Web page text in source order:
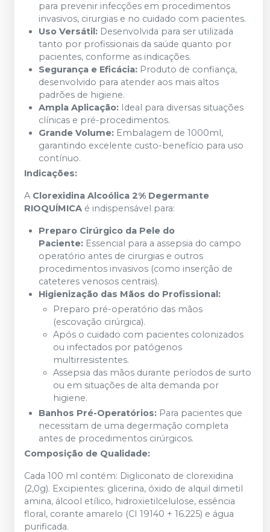
para prevenir infecções em procedimentos
invasivos, cirurgias e no cuidado com pacientes.
Uso Versátil: Desenvolvida para ser utilizada
tanto por profissionais da saúde quanto por
pacientes, conforme as indicações.
Segurança e Eficácia: Produto de confiança,
desenvolvido para atender aos mais altos
padrões de higiene.
Ampla Aplicação: Ideal para diversas situações
clínicas e pré-procedimentos.
Grande Volume: Embalagem de 1000ml,
garantindo excelente custo-benefício para uso
contínuo.
Indicações:
A Clorexidina Alcoólica 2% Degermante
RIOQUÍMICA é indispensável para:
Preparo Cirúrgico da Pele do
Paciente: Essencial para a assepsia do campo
operatório antes de cirurgias e outros
procedimentos invasivos (como inserção de
cateteres venosos centrais).
Higienização das Mãos do Profissional:
Preparo pré-operatório das mãos
(escovação cirúrgica).
Após o cuidado com pacientes colonizados
ou infectados por patógenos
multirresistentes.
Assepsia das mãos durante períodos de surto
ou em situações de alta demanda por
higiene.
Banhos Pré-Operatórios: Para pacientes que
necessitam de uma degermação completa
antes de procedimentos cirúrgicos.
Composição de Qualidade:
Cada 100 ml contém: Digliconato de clorexidina
(2,0g). Excipientes: glicerina, óxido de alquil dimetil
amina, álcool etílico, hidroxietilcelulose, essência
floral, corante amarelo (CI 19140 + 16.225) e água
purificada.